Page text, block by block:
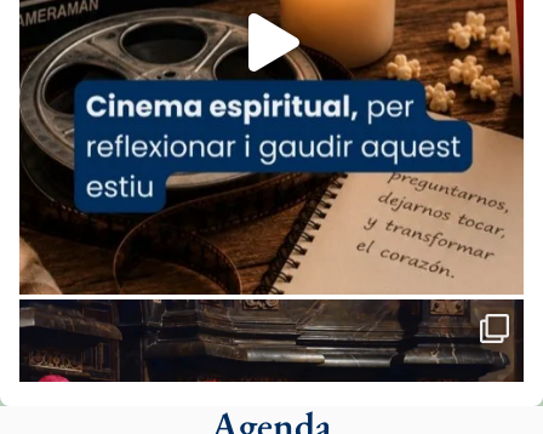
missa d’acció de gràcies en agraïment al
comitè organitzador de la visita apostòlica
del Sant Pare Lleó XIV a Barcelona, i als
col·laboradors, a la Catedral de Barcelona.
L’arquebisbe de Barcelona, el cardenal Joan
Josep Omella, ha presidit la missa i l’ha
concelebrat el bisbe auxiliar de Barcelona,
Mons. David Abadías.
📸 Dr. G. Simón
Foto
View on Facebook Share